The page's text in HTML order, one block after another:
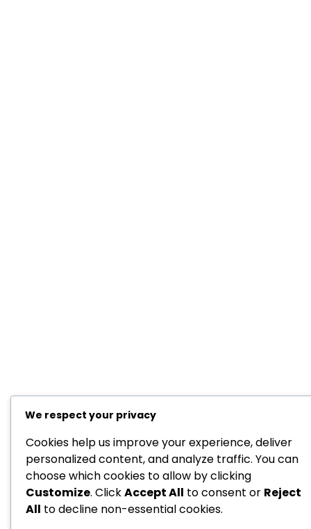
We respect your privacy
Cookies help us improve your experience, deliver
personalized content, and analyze traffic. You can
choose which cookies to allow by clicking
Customize. ClickAccept All to consent or Reject
All to decline non-essential cookies.